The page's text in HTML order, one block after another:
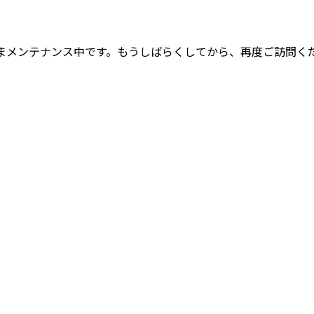
メンテナンス中です。もうしばらくしてから、再度ご訪問く